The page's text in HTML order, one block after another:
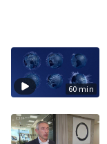
60 min